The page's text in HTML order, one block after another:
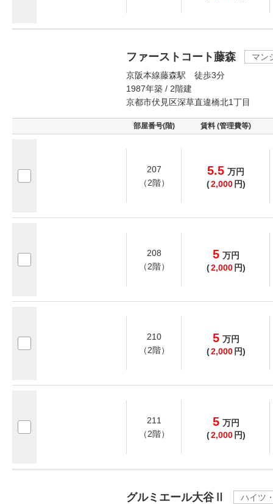
ファーストコート藤森
マン
京阪本線藤森駅 徒歩3分
1987年築 / 2階建
京都市伏見区深草直違橋北1丁目
部屋番号(階) 賃料 (管理費等)
207
（2階）
5.5 万円
(2,000 円)
208
（2階）
5 万円
(2,000 円)
210
（2階）
5 万円
(2,000 円)
211
（2階）
5 万円
(2,000 円)
グルミエール大谷Ⅱ
ハイツ